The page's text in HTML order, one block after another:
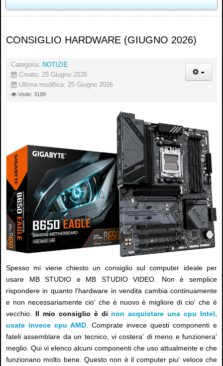
CONSIGLIO HARDWARE (GIUGNO 2026)
Categoria: NOTIZIE
Creato: 25 Giugno 2026
Ultima modifica: 25 Giugno 2026
Visite: 3189
Spesso mi viene chiesto un consiglio sul computer ideale per
usare MB STUDIO e MB STUDIO VIDEO. Non è semplice
rispondere in quanto l'hardware in vendita cambia continuamente
e non necessariamente cio' che è nuovo è migliore di cio' che è
vecchio. Il mio consiglio è di non acquistare una cpu Intel,
usate invece cpu AMD . Comprate invece questi componenti e
fateli assemblare da un tecnico, vi costera' di meno e funzionera'
meglio. Qui vi elenco alcuni componenti che uso attualmente e che
funzionano molto bene. Questo non è il computer piu' veloce che